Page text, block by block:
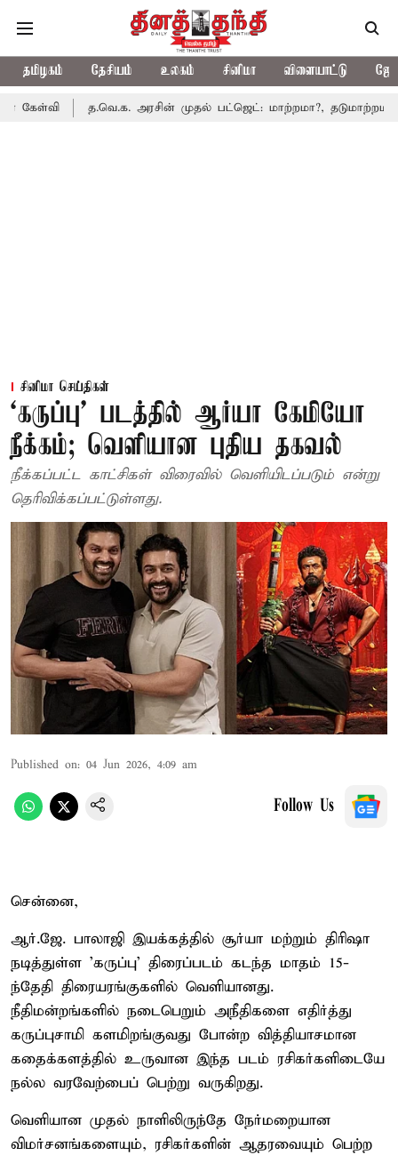
தமிழகம் தேசியம் உலகம் சினிமா விளையாட்டு
த.வெ.க. அரசின் முதல் பட்ஜெட்: மாற்றமா?, தடுமாற்றமா?
சினிமா செய்திகள்
‘கருப்பு’ படத்தில் ஆர்யா கேமியோ
நீக்கம்; வெளியான புதிய தகவல்
நீக்கப்பட்ட காட்சிகள் விரைவில் வெளியிடப்படும் என்று
தெரிவிக்கப்பட்டுள்ளது.
Published on: 04 Jun 2026, 4:09 am
Follow Us
சென்னை,
ஆர்.ஜே. பாலாஜி இயக்கத்தில் சூர்யா மற்றும் திரிஷா
நடித்துள்ள 'கருப்பு' திரைப்படம் கடந்த மாதம் 15-
ந்தேதி திரையரங்குகளில் வெளியானது.
நீதிமன்றங்களில் நடைபெறும் அநீதிகளை எதிர்த்து
கருப்புசாமி களமிறங்குவது போன்ற வித்தியாசமான
கதைக்களத்தில் உருவான இந்த படம் ரசிகர்களிடையே
நல்ல வரவேற்பைப் பெற்று வருகிறது.
வெளியான முதல் நாளிலிருந்தே நேர்மறையான
விமர்சனங்களையும், ரசிகர்களின் ஆதரவையும் பெற்ற